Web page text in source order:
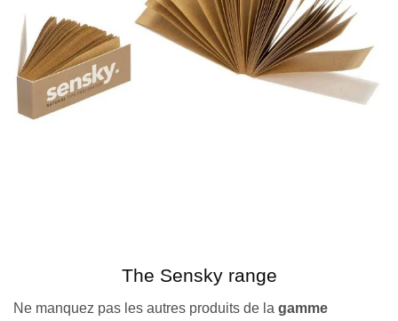
The Sensky range
Ne manquez pas les autres produits de la gamme